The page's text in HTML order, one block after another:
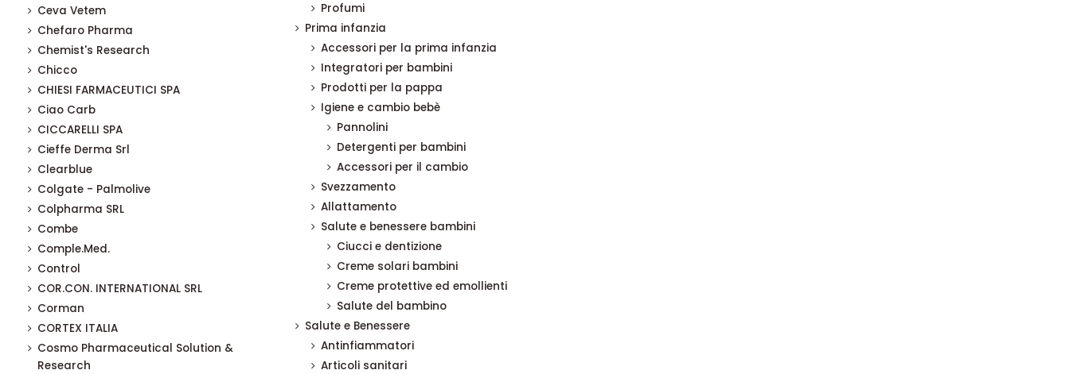
Ceva Vetem
Chefaro Pharma
Chemist's Research
Chicco
CHIESI FARMACEUTICI SPA
Ciao Carb
CICCARELLI SPA
Cieffe Derma Srl
Clearblue
Colgate - Palmolive
Colpharma SRL
Combe
Comple.Med.
Control
COR.CON. INTERNATIONAL SRL
Corman
CORTEX ITALIA
Cosmo Pharmaceutical Solution &
Research
Profumi
Prima infanzia
Accessori per la prima infanzia
Integratori per bambini
Prodotti per la pappa
Igiene e cambio bebè
Pannolini
Detergenti per bambini
Accessori per il cambio
Svezzamento
Allattamento
Salute e benessere bambini
Ciucci e dentizione
Creme solari bambini
Creme protettive ed emollienti
Salute del bambino
Salute e Benessere
Antinfiammatori
Articoli sanitari